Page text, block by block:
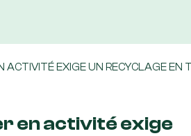
ACTIVITÉ EXIGE UN RECYCLAGE EN
en activité exige